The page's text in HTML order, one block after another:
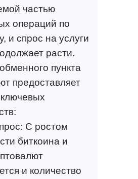
частью
операций по
и спрос на услуги
расти.
пункта
предоставляет
С ростом
биткоина и
и количество